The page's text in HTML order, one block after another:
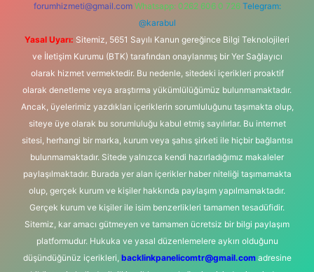
forumhizmeti@gmail.com Whatsapp: 0262 606 0 726 Telegram:
@karabul
Yasal Uyarı: Sitemiz, 5651 Sayılı Kanun gereğince Bilgi Teknolojileri
ve İletişim Kurumu (BTK) tarafından onaylanmış bir Yer Sağlayıcı
olarak hizmet vermektedir. Bu nedenle, sitedeki içerikleri proaktif
olarak denetleme veya araştırma yükümlülüğümüz bulunmamaktadır.
Ancak, üyelerimiz yazdıkları içeriklerin sorumluluğunu taşımakta olup,
siteye üye olarak bu sorumluluğu kabul etmiş sayılırlar. Bu internet
sitesi, herhangi bir marka, kurum veya şahıs şirketi ile hiçbir bağlantısı
bulunmamaktadır. Sitede yalnızca kendi hazırladığımız makaleler
paylaşılmaktadır. Burada yer alan içerikler haber niteliği taşımamakta
olup, gerçek kurum ve kişiler hakkında paylaşım yapılmamaktadır.
Gerçek kurum ve kişiler ile isim benzerlikleri tamamen tesadüfidir.
Sitemiz, kar amacı gütmeyen ve tamamen ücretsiz bir bilgi paylaşım
platformudur. Hukuka ve yasal düzenlemelere aykırı olduğunu
düşündüğünüz içerikleri, backlinkpanelicomtr@gmail.comadresine